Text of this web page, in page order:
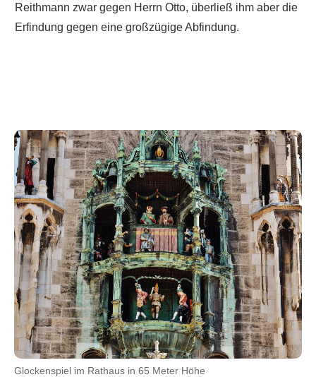
Reithmann zwar gegen Herrn Otto, überließ ihm aber die
Erfindung gegen eine großzügige Abfindung.
Glockenspiel im Rathaus in 65 Meter Höhe